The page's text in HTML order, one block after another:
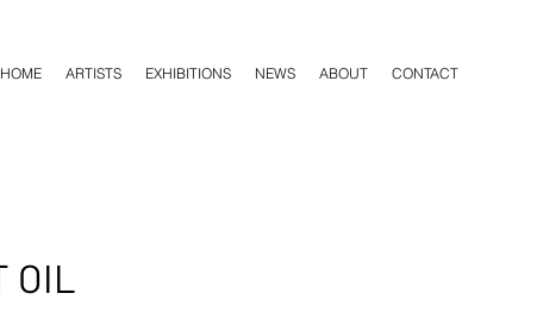
HOME ARTISTS EXHIBITIONS NEWS ABOUT CONTACT
OIL